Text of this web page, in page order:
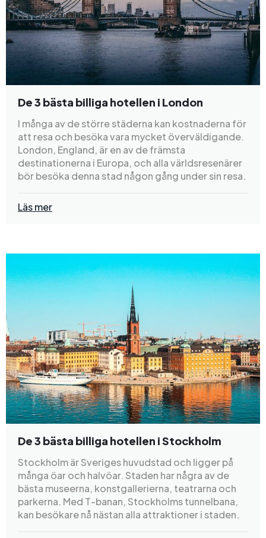
De 3 bästa billiga hotellen i London
I många av de större städerna kan kostnaderna för
att resa och besöka vara mycket överväldigande.
London, England, är en av de främsta
destinationerna i Europa, och alla världsresenärer
bör besöka denna stad någon gång under sin resa.
Läs mer
De 3 bästa billiga hotellen i Stockholm
Stockholm är Sveriges huvudstad och ligger på
många öar och halvöar. Staden har några av de
bästa museerna, konstgallerierna, teatrarna och
parkerna. Med T-banan, Stockholms tunnelbana,
kan besökare nå nästan alla attraktioner i staden.